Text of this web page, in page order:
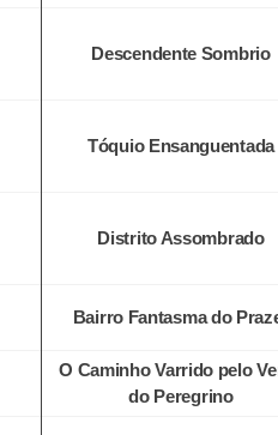
Descendente Sombrio
Tóquio Ensanguentada
Distrito Assombrado
Bairro Fantasma do
O Caminho Varrido pelo
do Peregrino